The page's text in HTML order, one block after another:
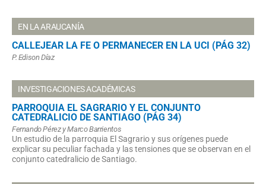
EN LA ARAUCANÍA
CALLEJEAR LA FE O PERMANECER EN LA UCI (PÁG 32)
P. Edison Díaz
INVESTIGACIONES ACADÉMICAS
PARROQUIA EL SAGRARIO Y EL CONJUNTO
CATEDRALICIO DE SANTIAGO (PÁG 34)
Fernando Pérez y Marco Barrientos
Un estudio de la parroquia El Sagrario y sus orígenes puede
explicar su peculiar fachada y las tensiones que se observan en el
conjunto catedralicio de Santiago.